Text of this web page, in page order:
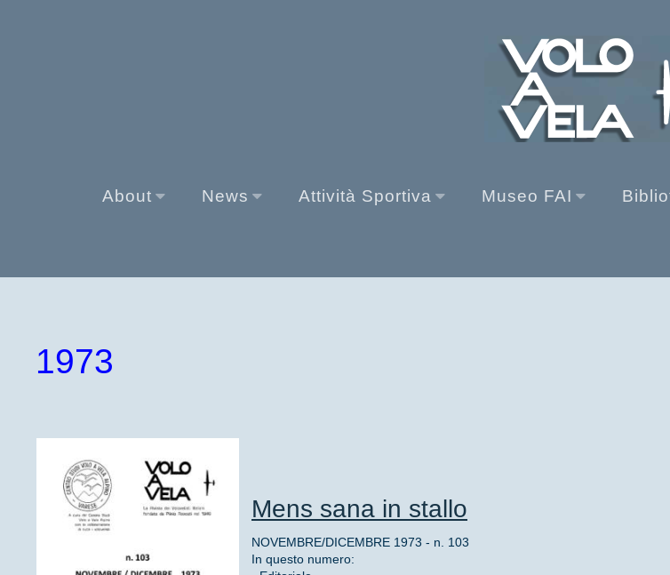
About News Attività Sportiva Museo FAI
1973
Mens sana in stallo
NOVEMBRE/DICEMBRE 1973 - n. 103
In questo numero: